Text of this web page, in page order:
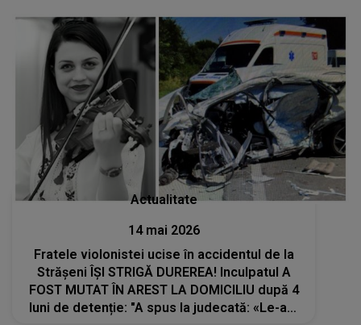
Actualitate
14 mai 2026
Fratele violonistei ucise în accidentul de la
Strășeni ÎȘI STRIGĂ DUREREA! Inculpatul A
FOST MUTAT ÎN AREST LA DOMICILIU după 4
luni de detenție: "A spus la judecată: «Le-am